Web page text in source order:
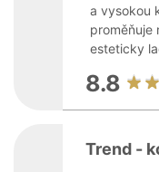
a vysokou
proměňuje
esteticky
8.8
Trend -